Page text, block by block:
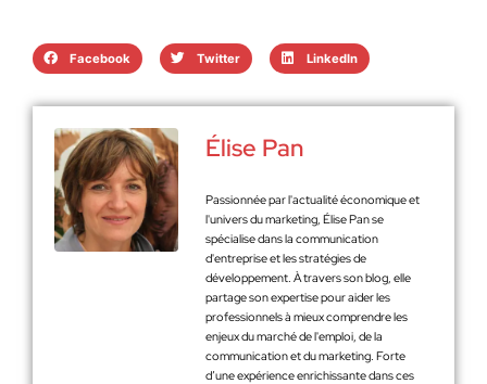
Facebook Twitter LinkedIn
Élise Pan
Passionnée par l'actualité économique et
l'univers du marketing, Élise Pan se
spécialise dans la communication
d'entreprise et les stratégies de
développement. À travers son blog, elle
partage son expertise pour aider les
professionnels à mieux comprendre les
enjeux du marché de l'emploi, de la
communication et du marketing. Forte
d’une expérience enrichissante dans ces